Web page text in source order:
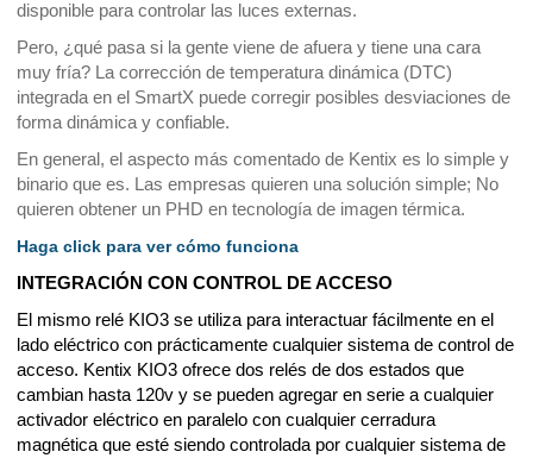
disponible para controlar las luces externas.
Pero, ¿qué pasa si la gente viene de afuera y tiene una cara
muy fría? La corrección de temperatura dinámica (DTC)
integrada en el SmartX puede corregir posibles desviaciones de
forma dinámica y confiable.
En general, el aspecto más comentado de Kentix es lo simple y
binario que es. Las empresas quieren una solución simple; No
quieren obtener un PHD en tecnología de imagen térmica.
Haga click para ver cómo funciona
INTEGRACIÓN CON CONTROL DE ACCESO
El mismo relé KIO3 se utiliza para interactuar fácilmente en el
lado eléctrico con prácticamente cualquier sistema de control de
acceso. Kentix KIO3 ofrece dos relés de dos estados que
cambian hasta 120v y se pueden agregar en serie a cualquier
activador eléctrico en paralelo con cualquier cerradura
magnética que esté siendo controlada por cualquier sistema de